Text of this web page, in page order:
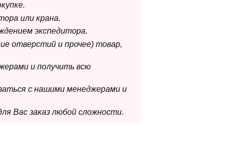
или крана.
экспедитора.
отверстий и прочее) товар,
и получить всю
с нашими менеджерами и
Вас заказ любой сложности.